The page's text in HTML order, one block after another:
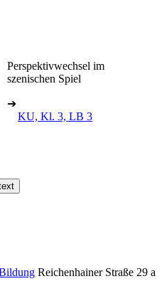
Perspektivwechsel im
szenischen Spiel
➔
KU, Kl. 3, LB 3
Reichenhainer Straße 29 a